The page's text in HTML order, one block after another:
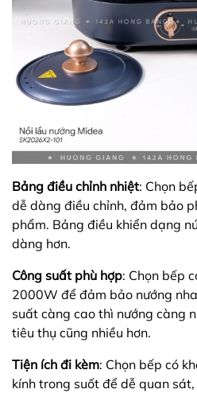
Bảng điều chỉnh nhiệt: Chọn
dễ dàng điều chỉnh, đảm bảo
phẩm. Bảng điều khiển dạng
dàng hơn.
Công suất phù hợp: Chọn bếp
2000W để đảm bảo nướng
suất càng cao thì nướng càng
tiêu thụ cũng nhiều hơn.
Tiện ích đi kèm: Chọn bếp có
kính trong suốt để dễ quan